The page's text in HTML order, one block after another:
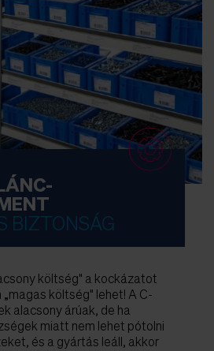
BIZTONSÁG
költség" a kockázatot
költség" lehet! A C-
alacsony árúak, de ha
miatt nem lehet pótolni
és a gyártás leáll, akkor